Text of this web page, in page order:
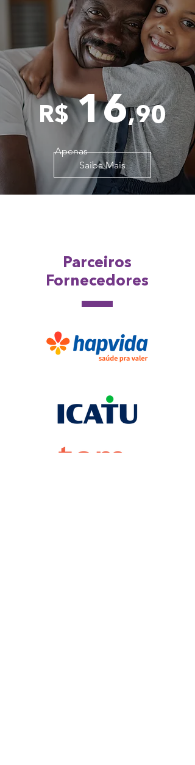
R$ 16,90
Apenas
Saiba Mais
Parceiros
Fornecedores